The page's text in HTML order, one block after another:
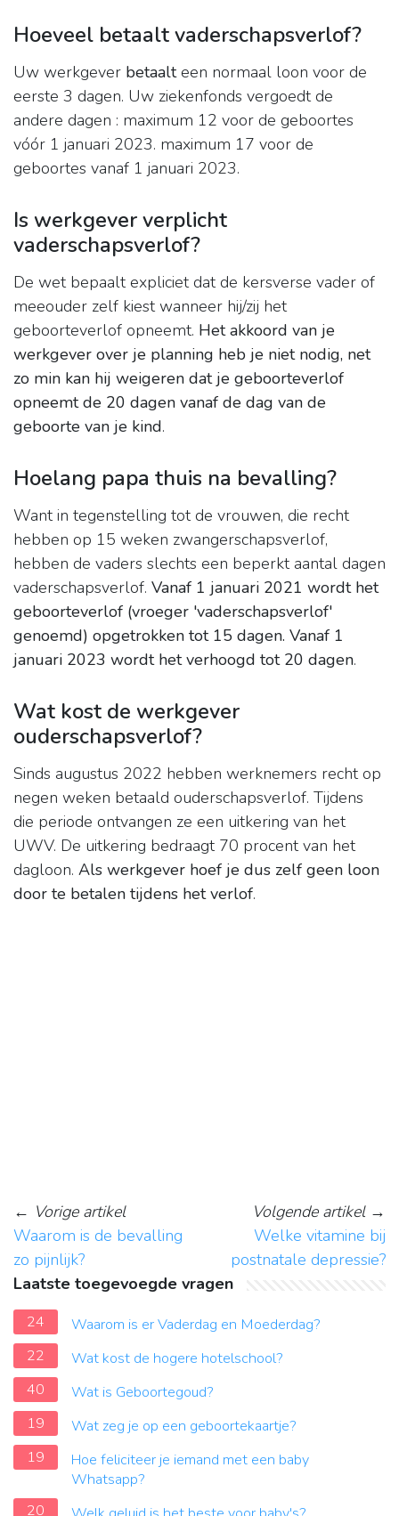
Hoeveel betaalt vaderschapsverlof?
Uw werkgever betaalteen normaal loon voor de
eerste 3 dagen. Uw ziekenfonds vergoedt de
andere dagen : maximum 12 voor de geboortes
vóór 1 januari 2023. maximum 17 voor de
geboortes vanaf 1 januari 2023.
Is werkgever verplicht
vaderschapsverlof?
De wet bepaalt expliciet dat de kersverse vader of
meeouder zelf kiest wanneer hij/zij het
geboorteverlof opneemt. Het akkoord van je
werkgever over je planning heb je niet nodig, net
zo min kan hij weigeren dat je geboorteverlof
opneemt de 20 dagen vanaf de dag van de
geboorte van je kind.
Hoelang papa thuis na bevalling?
Want in tegenstelling tot de vrouwen, die recht
hebben op 15 weken zwangerschapsverlof,
hebben de vaders slechts een beperkt aantal dagen
vaderschapsverlof. Vanaf 1 januari 2021 wordt het
geboorteverlof (vroeger 'vaderschapsverlof'
genoemd) opgetrokken tot 15 dagen. Vanaf 1
januari 2023 wordt het verhoogd tot 20 dagen.
Wat kost de werkgever
ouderschapsverlof?
Sinds augustus 2022 hebben werknemers recht op
negen weken betaald ouderschapsverlof. Tijdens
die periode ontvangen ze een uitkering van het
UWV. De uitkering bedraagt 70 procent van het
dagloon. Als werkgever hoef je dus zelf geen loon
door te betalen tijdens het verlof.
← Vorige artikel
Waarom is de bevalling
zo pijnlijk?
Volgende artikel→
Welke vitamine bij
postnatale depressie?
Laatste toegevoegde vragen
24
Waarom is er Vaderdag en Moederdag?
22
Wat kost de hogere hotelschool?
40
Wat is Geboortegoud?
19
Wat zeg je op een geboortekaartje?
19
Hoe feliciteer je iemand met een baby
Whatsapp?
20